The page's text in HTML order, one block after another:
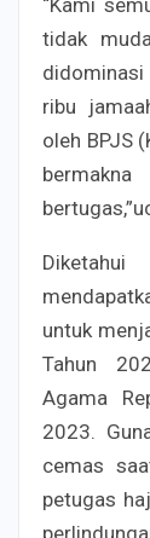
“Kami
tidak
ribu
oleh BPJS
untuk
Tahun
Agama
2023.
cemas
petugas